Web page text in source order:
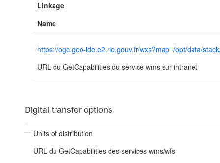
Linkage
Name
https://ogc.geo-ide.e2.rie.gouv.fr/wxs?map=/opt/data/
URL du GetCapabilities du service wms sur intranet
Digital transfer options
Units of distribution
URL du GetCapabilities des services wms/wfs